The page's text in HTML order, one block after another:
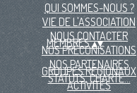
QUI SOMMES-NOUS ?
VIE DE L'ASSOCIATION
NOUS CONTACTER
NOS PRÉCONISATIONS
NOS PARTENAIRES
STATUTS, CHARTE...
MEMBRES▴▾
GROUPES RÉGIONAUX
ACTIVITÉS